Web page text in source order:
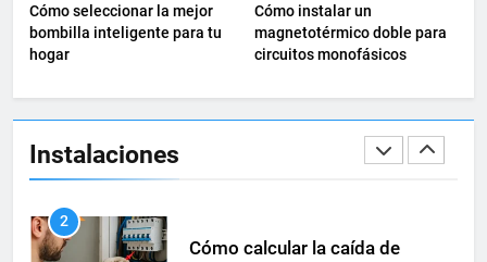
Cómo seleccionar la mejor
bombilla inteligente para tu
hogar
Cómo instalar un
magnetotérmico doble para
circuitos monofásicos
Instalaciones
oficinas
INSTALACIONES ELÉCTRICAS
tensión en instalaciones
eléctricas residenciales
3
Guía completa para diseñar